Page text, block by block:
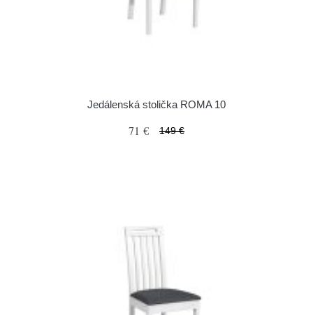
Jedálenská stolička ROMA 10
71 € 149 €